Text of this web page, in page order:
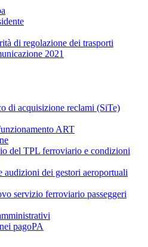
di regolazione dei trasporti
2021
di acquisizione reclami (SiTe)
ART
del TPL ferroviario e condizioni
audizioni dei gestori aeroportuali
servizio ferroviario passeggeri
pagoPA